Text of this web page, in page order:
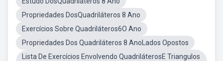
Propriedades DosQuadriláteros 8 Ano
Exercícios Sobre Quadriláteros6O Ano
Propriedades Dos Quadriláteros 8 AnoLados Opostos
Lista De Exercícios Envolvendo QuadriláterosE Triangulos